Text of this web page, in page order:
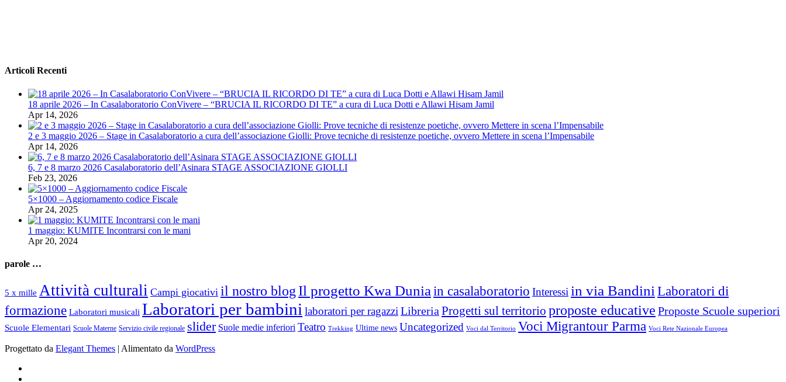
Articoli Recenti
18 aprile 2026 – In Casalaboratorio ConVivere – “BRUCIA IL RICORDO DI TE” a cura di Luca Dotti e Allawi Hisam Jamil
Apr 14, 2026
2 e 3 maggio 2026 – Stage in Casalaboratorio a cura dell’associazione Giolli: Prove tecniche di resistenze poetiche, ovvero Mettere in scena l’Impensabile
Apr 14, 2026
6, 7 e 8 marzo 2026 Casalaboratorio dell’Asinara STAGE ASSOCIAZIONE GIOLLI
Feb 23, 2026
5×1000 – Aggiornamento codice Fiscale
Apr 24, 2025
1 maggio: KUMITE Incontrarsi con le mani
Apr 20, 2024
parole …
5 x mille Attività culturali Campi giocativi il nostro blog Il progetto Kwa Duniain casalaboratorio Interessi in via Bandini Laboratori di
formazione Laboratori musicali Laboratori per bambini laboratori per ragazzi Libreria Progetti sul territorio proposte educative Proposte Scuole superiori
Scuole Elementari Scuole Materne Servizio civile regionale slider Suole medie inferiori Teatro Trekking Ultime news Uncategorized Voci dal Territorio Voci Migrantour Parma Voci Rete Nazionale Europea
Progettato da Elegant Themes | Alimentato da WordPress